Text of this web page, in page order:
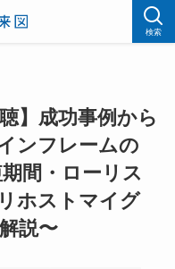
検索
】成功事例から
ンフレームの
間・ローリス
ホストマイグ
説〜